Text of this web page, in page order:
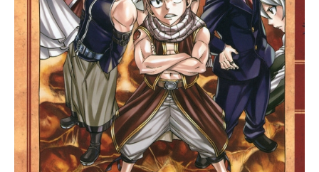
一：加藤将之スタッフ原作：志倉千
代丸 MAGES.監督・シリーズ構
成：神保昌登シナリオ監修：林直
孝 梅原英司 松原達也 松本裕介
キャラクター原案：ささきむつみ
松尾ゆきひろキャラクターデザイ
ン・総作画監督：山吉一幸プロップ
デザイン：氏家嘉宏美術監督：栗林
大貴 畠山佑貴（草薙）美術設定：
綱頭瑛子（草薙）背景：草薙色彩設
計：平井麻実3DCG：Tri-Slash撮影監